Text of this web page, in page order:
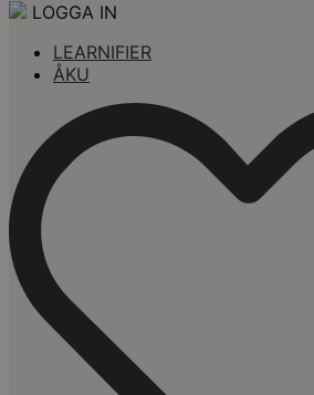
LOGGA IN
LEARNIFIER
ÅKU